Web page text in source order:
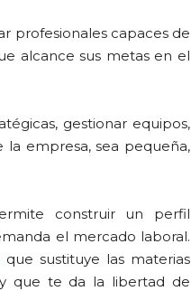
profesionales capaces de
alcance sus metas en el
gestionar equipos,
empresa, sea pequeña,
construir un perfil
el mercado laboral.
que sustituye las materias
y que te da la libertad de